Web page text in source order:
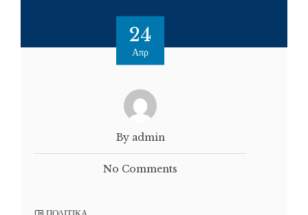
24
Απρ
By admin
No Comments